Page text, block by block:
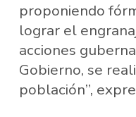
proponiendo
lograr el
acciones
Gobierno, se
población”,